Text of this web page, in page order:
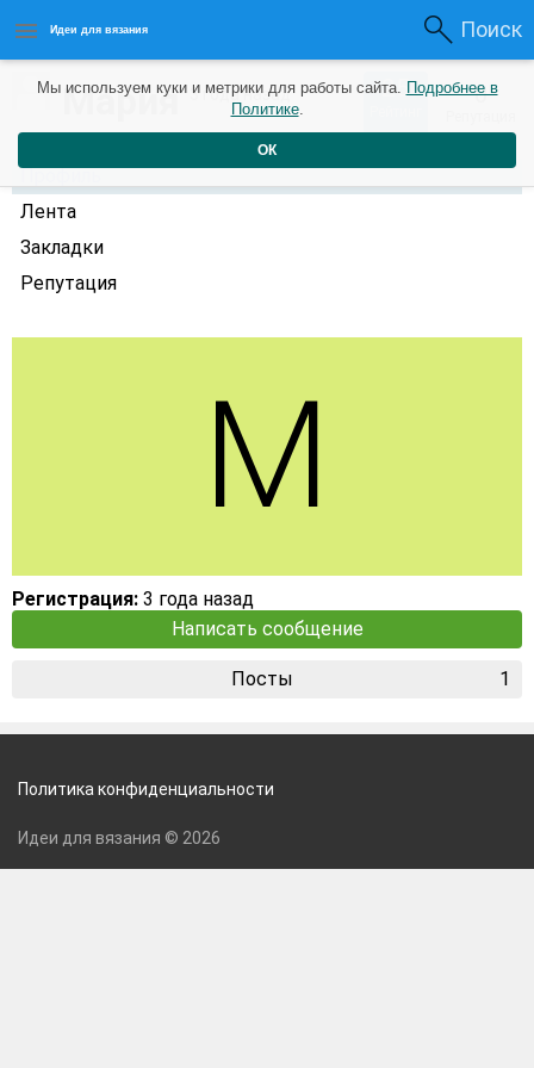
Идеи для вязания Поиск
Мария 3 года назад 25 0
Профиль
Лента
Закладки
Репутация
Регистрация: 3 года назад
Написать сообщение
Посты 1
Мы используем куки и метрики для работы сайта. Подробнее в
Политике.
ОК
Политика конфиденциальности
Идеи для вязания © 2026